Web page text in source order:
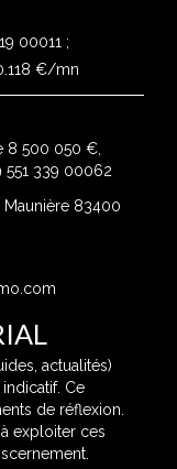
00011 ;
€/mn
8 500 050 €,
551 339 00062
Maunière 83400
actualités)
Ce
de réflexion.
exploiter ces